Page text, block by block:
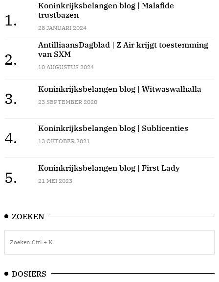
1.
Koninkrijksbelangen blog | Malafide
trustbazen
28 JANUARI 2024
2.
AntilliaansDagblad | Z Air krijgt toestemming
van SXM
10 AUGUSTUS 2024
3.
Koninkrijksbelangen blog | Witwaswalhalla
23 SEPTEMBER 2020
4.
Koninkrijksbelangen blog | Sublicenties
13 OKTOBER 2021
5.
Koninkrijksbelangen blog | First Lady
21 MEI 2023
ZOEKEN
DOSIERS